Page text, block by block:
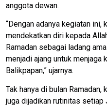
anggota dewan.
“Dengan adanya kegiatan
mendekatkan diri kepada
Ramadan sebagai ladang
menjadi ajang untuk menjaga
Balikpapan,” ujarnya.
Tak hanya di bulan Ramadan,
juga dijadikan rutinitas setiap